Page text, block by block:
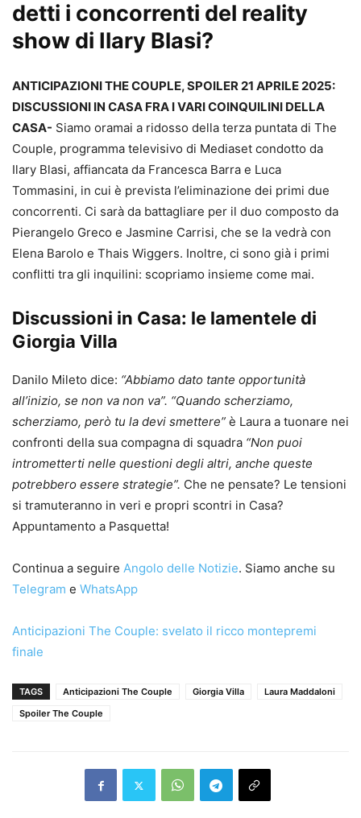
detti i concorrenti del reality
show di Ilary Blasi?
ANTICIPAZIONI THE COUPLE, SPOILER 21 APRILE 2025:
DISCUSSIONI IN CASA FRA I VARI COINQUILINI DELLA
CASA- Siamo oramai a ridosso della terza puntata di The
Couple, programma televisivo di Mediaset condotto da
Ilary Blasi, affiancata da Francesca Barra e Luca
Tommasini, in cui è prevista l’eliminazione dei primi due
concorrenti. Ci sarà da battagliare per il duo composto da
Pierangelo Greco e Jasmine Carrisi, che se la vedrà con
Elena Barolo e Thais Wiggers. Inoltre, ci sono già i primi
conflitti tra gli inquilini: scopriamo insieme come mai.
Discussioni in Casa: le lamentele di
Giorgia Villa
Danilo Mileto dice: “Abbiamo dato tante opportunità
all’inizio, se non va non va”. “Quando scherziamo,
scherziamo, però tu la devi smettere” è Laura a tuonare nei
confronti della sua compagna di squadra “Non puoi
intrometterti nelle questioni degli altri, anche queste
potrebbero essere strategie”. Che ne pensate? Le tensioni
si tramuteranno in veri e propri scontri in Casa?
Appuntamento a Pasquetta!
Continua a seguire Angolo delle Notizie. Siamo anche su
Telegram e WhatsApp
Anticipazioni The Couple: svelato il ricco montepremi
finale
TAGS Anticipazioni The Couple Giorgia Villa
Laura Maddaloni
Spoiler The Couple